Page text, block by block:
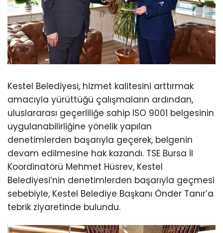
Kestel Belediyesi, hizmet kalitesini arttırmak
amacıyla yürüttüğü çalışmaların ardından,
uluslararası geçerliliğe sahip ISO 9001 belgesinin
uygulanabilirliğine yönelik yapılan
denetimlerden başarıyla geçerek, belgenin
devam edilmesine hak kazandı. TSE Bursa İl
Koordinatörü Mehmet Hüsrev, Kestel
Belediyesi’nin denetimlerden başarıyla geçmesi
sebebiyle, Kestel Belediye Başkanı Önder Tanır’a
tebrik ziyaretinde bulundu.